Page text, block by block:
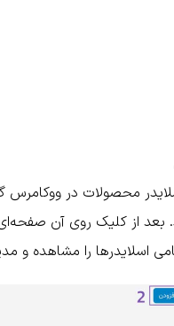
محصولات در
بعد از کلیک روی آن
اسلایدر‌ها را مشاهده و